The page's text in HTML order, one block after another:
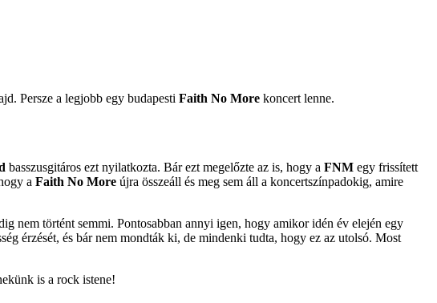
Persze a legjobb egy budapesti Faith No More koncert lenne.
basszusgitáros ezt nyilatkozta. Bár ezt megelőzte az is, hogy a FNM egy frissített
a Faith No More újra összeáll és meg sem áll a koncertszínpadokig, amire
nem történt semmi. Pontosabban annyi igen, hogy amikor idén év elején egy
érzését, és bár nem mondták ki, de mindenki tudta, hogy ez az utolsó. Most
is a rock istene!